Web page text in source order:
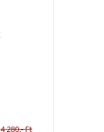
4 280.- Ft